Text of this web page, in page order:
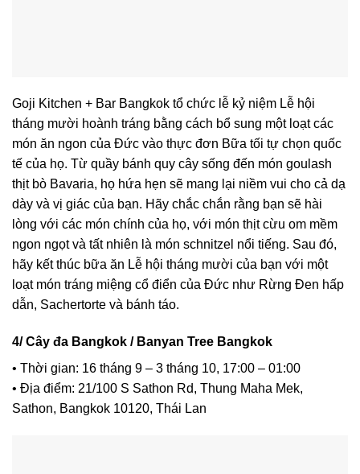
Goji Kitchen + Bar Bangkok tổ chức lễ kỷ niệm Lễ hội
tháng mười hoành tráng bằng cách bổ sung một loạt các
món ăn ngon của Đức vào thực đơn Bữa tối tự chọn quốc
tế của họ. Từ quầy bánh quy cây sống đến món goulash
thịt bò Bavaria, họ hứa hẹn sẽ mang lại niềm vui cho cả dạ
dày và vị giác của bạn. Hãy chắc chắn rằng bạn sẽ hài
lòng với các món chính của họ, với món thịt cừu om mềm
ngon ngọt và tất nhiên là món schnitzel nổi tiếng. Sau đó,
hãy kết thúc bữa ăn Lễ hội tháng mười của bạn với một
loạt món tráng miệng cổ điển của Đức như Rừng Đen hấp
dẫn, Sachertorte và bánh táo.
4/ Cây đa Bangkok / Banyan Tree Bangkok
• Thời gian: 16 tháng 9 – 3 tháng 10, 17:00 – 01:00
• Địa điểm: 21/100 S Sathon Rd, Thung Maha Mek,
Sathon, Bangkok 10120, Thái Lan